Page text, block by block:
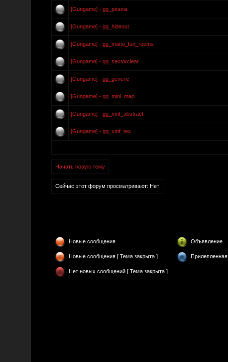
[Gungame] - gg_pirania
[Gungame] - gg_hideout
[Gungame] - gg_mario_fun_rooms
[Gungame] - gg_sectorclear
[Gungame] - gg_generic
[Gungame] - gg_mini_map
[Gungame] - gg_xmf_abstract
[Gungame] - gg_xmf_tex
Начать новую тему
Сейчас этот форум просматривают: Нет
Новые сообщения Объявление
Новые сообщения [ Тема закрыта ] Прилепленная
Нет новых сообщений [ Тема закрыта ]